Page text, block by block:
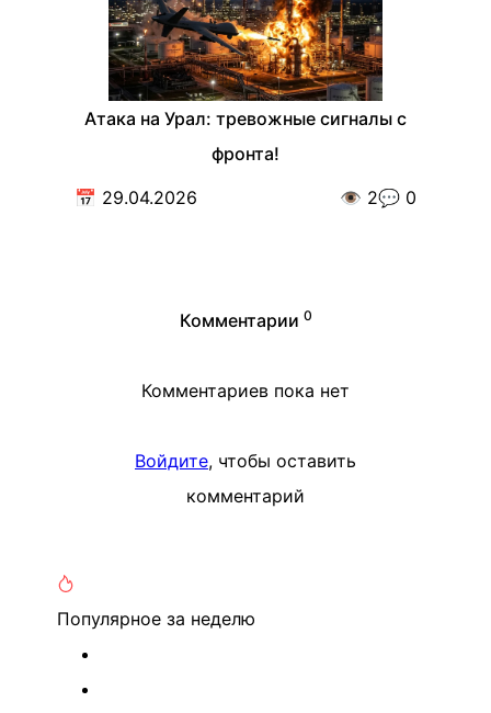
Атака на Урал: тревожные сигналы с
фронта!
📅 29.04.2026 👁️ 2💬 0
Комментарии 0
Комментариев пока нет
Войдите, чтобы оставить
комментарий
Популярное за неделю